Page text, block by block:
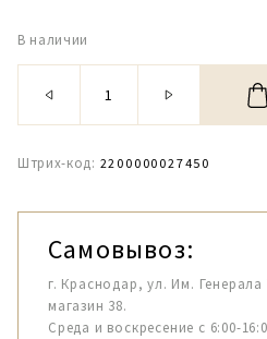
В наличии
Штрих-код: 2200000027450
Самовывоз:
г. Краснодар, ул. Им.
магазин 38.
Среда и воскресение с 6:00-